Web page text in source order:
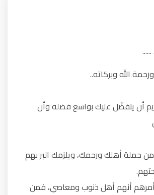
الله وبركاته..
أن يتفضّل عليك بواسع فضله وأن
جملة أهلك ورحمك، ويلزمك البر بهم
أنهم أهل ذنوب ومعاصي، فمن